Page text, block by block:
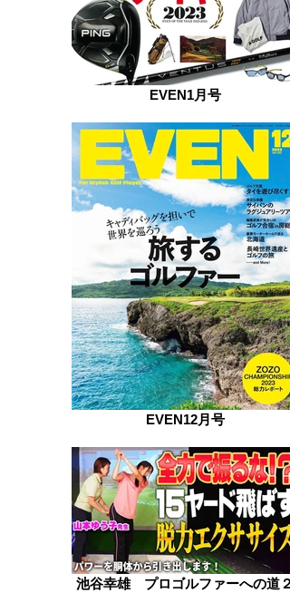
EVEN1月号
EVEN12月号
池谷幸雄 プロゴルファーへの道２